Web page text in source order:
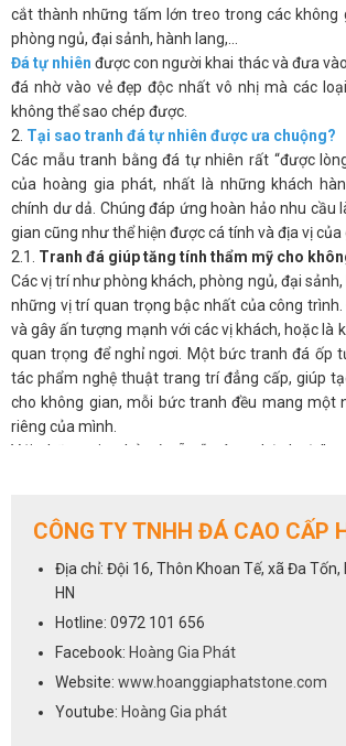
cắt thành những tấm lớn treo trong các không
phòng ngủ, đại sảnh, hành lang,…
Đá tự nhiên được con người khai thác và đưa
đá nhờ vào vẻ đẹp độc nhất vô nhị mà các
không thể sao chép được.
2. Tại sao tranh đá tự nhiên được ưa chuộng?
Các mẫu tranh bằng đá tự nhiên rất “được
của hoàng gia phát, nhất là những khách
chính dư dả. Chúng đáp ứng hoàn hảo nhu cầu
gian cũng như thể hiện được cá tính và địa vị của
2.1. Tranh đá giúp tăng tính thẩm mỹ cho
Các vị trí như phòng khách, phòng ngủ, đại
những vị trí quan trọng bậc nhất của công
và gây ấn tượng mạnh với các vị khách, hoặc là
quan trọng để nghỉ ngơi. Một bức tranh đá ốp
tác phẩm nghệ thuật trang trí đẳng cấp, giúp
cho không gian, mỗi bức tranh đều mang một
riêng của mình.
Với những gia chủ có sẵn “máu nghệ thuật”
2.2.Tranh đá giúp điều hòa phong thủy cho
nghĩa phong thủy, có thể tác động đến âm
thay đổi vận khí trong nhà. Được hình thành
nên có tác dụng tạo không gian thoáng đãng,
đem đến nguồn năng lượng tích cực, an nhiên
Người ta quan niệm, khi chọn tranh đá tự nhiên
mệnh còn mang đến may mắn, tài lộc, hóa giải
CÔNG TY TNHH ĐÁ CAO CẤP
Địa chỉ: Đội 16, Thôn Khoan Tế, xã Đa Tốn,
HN
Hotline: 0972 101 656
Facebook: Hoàng Gia Phát
Website: www.hoanggiaphatstone.com
Youtube: Hoàng Gia phát